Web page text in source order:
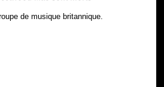
de musique britannique.